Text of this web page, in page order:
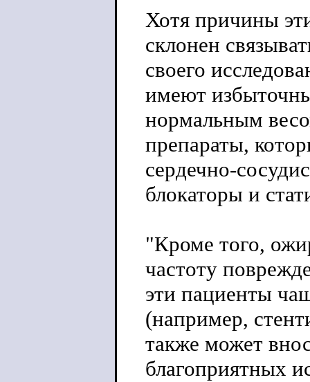
Хотя причины
склонен
своего
имеют
нормальным
препараты,
сердечно-
блокаторы и
"Кроме того,
частоту
эти пациенты
(например,
также может
благоприятных